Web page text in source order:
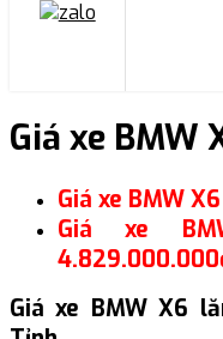
Giá xe BMW
Giá xe BMW
Giá xe
Giá xe BMW X6